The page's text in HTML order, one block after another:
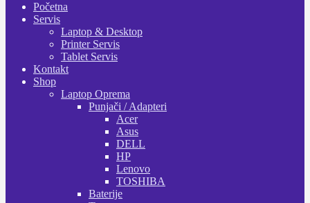
Početna
Servis
Laptop & Desktop
Printer Servis
Tablet Servis
Kontakt
Shop
Laptop Oprema
Punjači / Adapteri
Acer
Asus
DELL
HP
Lenovo
TOSHIBA
Baterije